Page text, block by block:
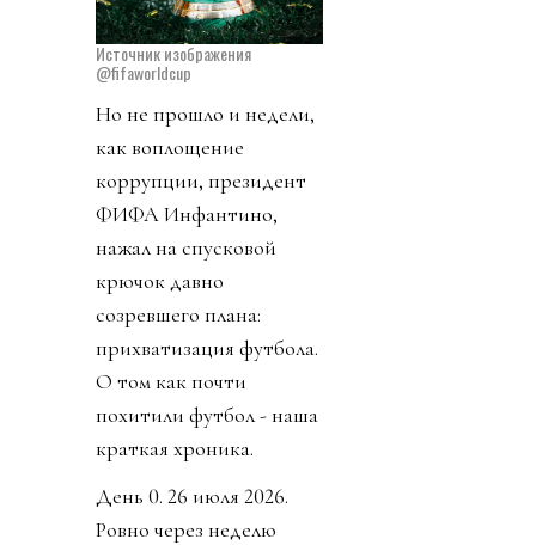
Источник изображения
@fifaworldcup
Но не прошло и недели,
как воплощение
коррупции, президент
ФИФА Инфантино,
нажал на спусковой
крючок давно
созревшего плана:
прихватизация футбола.
О том как почти
похитили футбол - наша
краткая хроника.
День 0. 26 июля 2026.
Ровно через неделю